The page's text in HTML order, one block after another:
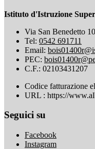
Istituto d'Istruzione
Via San Benedetto
Tel: 0542 691711
Email:
PEC:
C.F.: 02103431207
Codice fatturazione
URL : https://
Seguici su
Facebook
Instagram